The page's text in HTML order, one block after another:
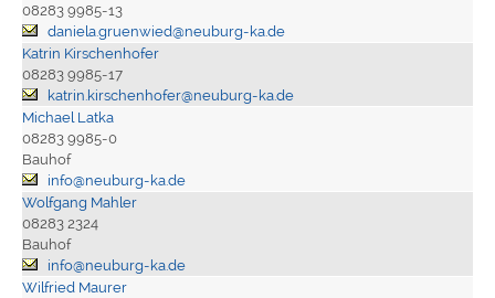
08283 9985-13
daniela.gruenwied@neuburg-ka.de
Katrin Kirschenhofer
08283 9985-17
katrin.kirschenhofer@neuburg-ka.de
Michael Latka
08283 9985-0
Bauhof
info@neuburg-ka.de
Wolfgang Mahler
08283 2324
Bauhof
info@neuburg-ka.de
Wilfried Maurer